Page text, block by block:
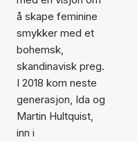
å skape feminine
smykker med et
bohemsk,
skandinavisk preg.
I 2018 kom neste
generasjon, Ida og
Martin Hultquist,
inn i